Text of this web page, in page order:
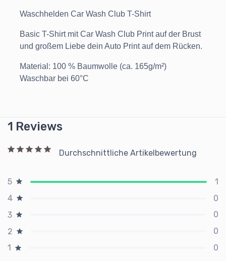
Waschhelden Car Wash Club T-Shirt
Basic T-Shirt mit Car Wash Club Print auf der Brust
und großem Liebe dein Auto Print auf dem Rücken.
Material: 100 % Baumwolle (ca. 165g/m²)
Waschbar bei 60°C
1 Reviews
Durchschnittliche Artikelbewertung
5
1
4
0
3
0
2
0
1
0